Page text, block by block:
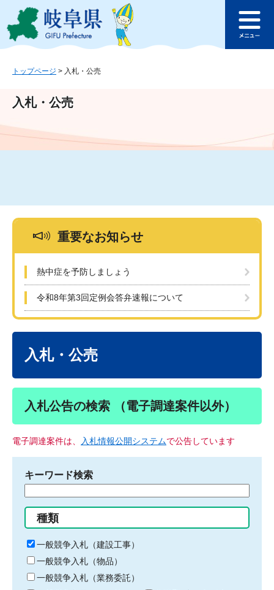
ジ
ュ
文
このページの本文へ
ュ
トップページ > 入札・公売
入札・公売
重要なお知らせ
熱中症を予防しましょう
令和8年第3回定例会答弁速報について
入札・公売
入札公告の検索 （電子調達案件以外）
電子調達案件は、 入札情報公開システムで公告しています
キーワード検索
る
キ
ー
ワ
ー
種類
一般競争入札（建設工事）
一般競争入札（物品）
一般競争入札（業務委託）